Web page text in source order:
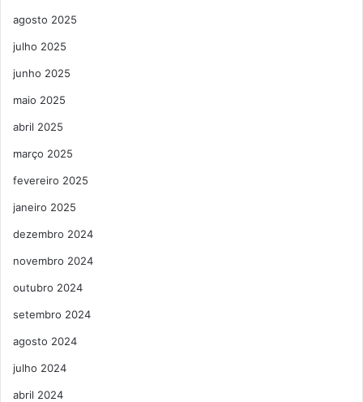
agosto 2025
julho 2025
junho 2025
maio 2025
abril 2025
março 2025
fevereiro 2025
janeiro 2025
dezembro 2024
novembro 2024
outubro 2024
setembro 2024
agosto 2024
julho 2024
abril 2024